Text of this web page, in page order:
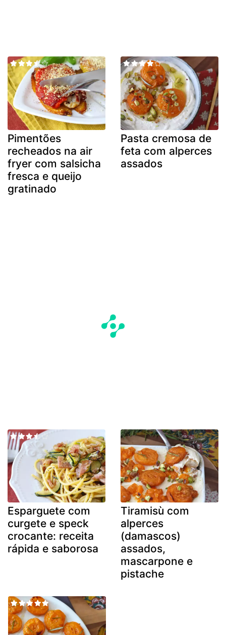
Pimentões
recheados na air
fryer com salsicha
fresca e queijo
gratinado
Pasta cremosa de
feta com alperces
assados
Esparguete com
curgete e speck
crocante: receita
rápida e saborosa
Tiramisù com
alperces
(damascos)
assados,
mascarpone e
pistache